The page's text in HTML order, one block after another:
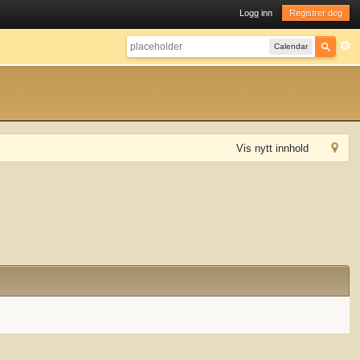
Logg inn Registrer deg
Calendar
Vis nytt innhold